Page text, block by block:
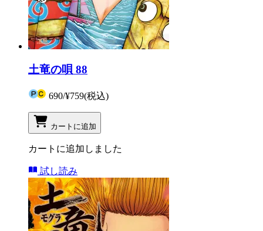
土竜の唄 88
690/¥759(税込)
カートに追加
カートに追加しました
試し読み